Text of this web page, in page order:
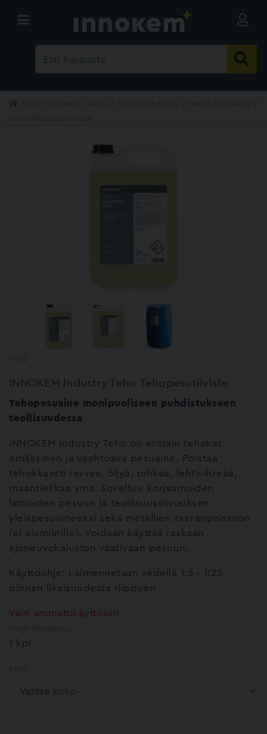
INNOKEM Industry Teho Tehopesutiiviste
Tehopesuaine monipuoliseen puhdistukseen
teollisuudessa
INNOKEM Industry Teho on erittäin tehokas
emäksinen ja vaahtoava pesuaine. Poistaa
tehokkaasti rasvaa, öljyä, pihkaa, lehtivihreää,
maantielikaa yms. Soveltuu korjaamoiden
lattioiden pesuun ja teollisuussiivouksen
yleispesuaineeksi sekä metallien rasvanpoistoon
(ei alumiinille). Voidaan käyttää raskaan
ajoneuvokaluston vaativaan pesuun.
Käyttöohje: Laimennetaan vedellä 1:5 - 1:25
pinnan likaisuudesta riippuen
Vain ammattikäyttöön!
1 kpl